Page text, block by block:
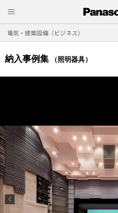
電気・建築設備（ビジネス）
納入事例集 （照明器具）